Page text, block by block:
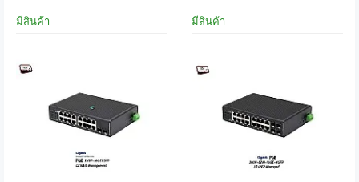
มีสินค้า มีสินค้า